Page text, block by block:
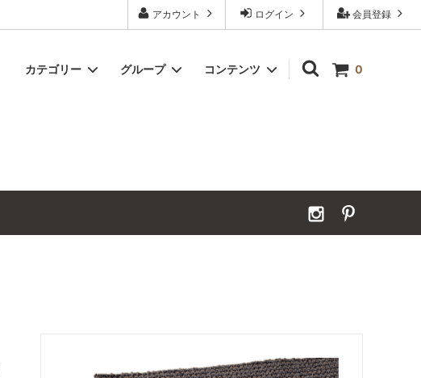
会員登録
ログイン
アカウント
0
カテゴリー グループ コンテンツ